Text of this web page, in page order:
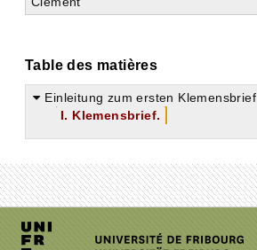
Table des matières
Einleitung zum ersten Klemensbrief
I. Klemensbrief.